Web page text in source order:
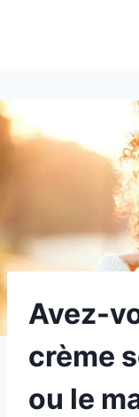
Avez-
crème
ou le